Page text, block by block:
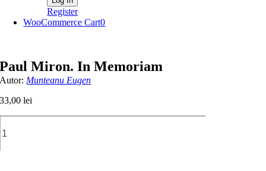
Register
WooCommerce Cart0
Paul Miron. In Memoriam
Autor: Munteanu Eugen
33,00lei